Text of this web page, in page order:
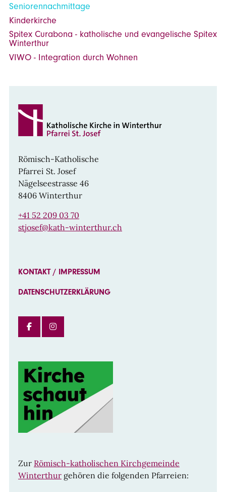
Seniorennachmittage
Kinderkirche
Spitex Curabona - katholische und evangelische Spitex
Winterthur
VIWO - Integration durch Wohnen
Römisch-Katholische
Pfarrei St. Josef
Nägelseestrasse 46
8406 Winterthur
+41 52 209 03 70
stjosef@kath-winterthur.ch
KONTAKT / IMPRESSUM
DATENSCHUTZERKLÄRUNG
FACEBOOK
INSTAGRAM
Zur Römisch-katholischen Kirchgemeinde
Winterthur gehören die folgenden Pfarreien: